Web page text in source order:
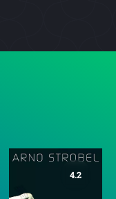
4.2